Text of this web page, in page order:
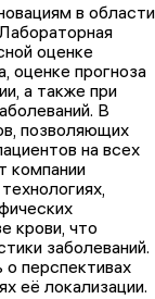
в области
оценке
оценке прогноза
а также при
В
позволяющих
на всех
компании
крови, что
заболеваний.
перспективах
её локализации.